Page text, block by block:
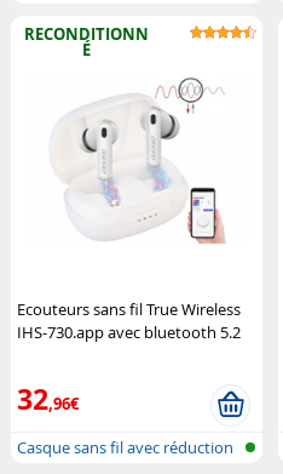
RECONDITIONN
É
Ecouteurs sans fil True Wireless
IHS-730.app avec bluetooth 5.2
32,96€
Casque sans fil avec réduction